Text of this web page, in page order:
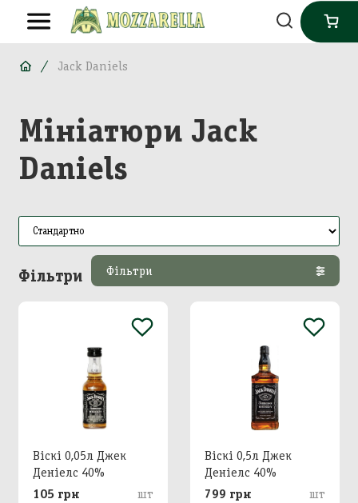
Jack Daniels
Мініатюри Jack
Daniels
Фільтри Фільтри
Віскі 0,05л Джек
Деніелс 40%
105 грн
шт
Віскі 0,5л Джек
Деніелс 40%
799 грн
шт